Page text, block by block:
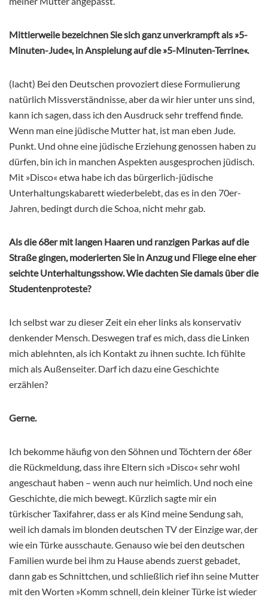
Mittlerweile bezeichnen Sie sich ganz unverkrampft als »5-
Minuten-Jude«, in Anspielung auf die »5-Minuten-Terrine«.
(lacht) Bei den Deutschen provoziert diese Formulierung
natürlich Missverständnisse, aber da wir hier unter uns sind,
kann ich sagen, dass ich den Ausdruck sehr treffend finde.
Wenn man eine jüdische Mutter hat, ist man eben Jude.
Punkt. Und ohne eine jüdische Erziehung genossen haben zu
dürfen, bin ich in manchen Aspekten ausgesprochen jüdisch.
Mit »Disco« etwa habe ich das bürgerlich-jüdische
Unterhaltungskabarett wiederbelebt, das es in den 70er-
Jahren, bedingt durch die Schoa, nicht mehr gab.
Als die 68er mit langen Haaren und ranzigen Parkas auf die
Straße gingen, moderierten Sie in Anzug und Fliege eine eher
seichte Unterhaltungsshow. Wie dachten Sie damals über die
Studentenproteste?
Ich selbst war zu dieser Zeit ein eher links als konservativ
denkender Mensch. Deswegen traf es mich, dass die Linken
mich ablehnten, als ich Kontakt zu ihnen suchte. Ich fühlte
mich als Außenseiter. Darf ich dazu eine Geschichte
erzählen?
Gerne.
Ich bekomme häufig von den Söhnen und Töchtern der 68er
die Rückmeldung, dass ihre Eltern sich »Disco« sehr wohl
angeschaut haben – wenn auch nur heimlich. Und noch eine
Geschichte, die mich bewegt. Kürzlich sagte mir ein
türkischer Taxifahrer, dass er als Kind meine Sendung sah,
weil ich damals im blonden deutschen TV der Einzige war, der
wie ein Türke ausschaute. Genauso wie bei den deutschen
Familien wurde bei ihm zu Hause abends zuerst gebadet,
dann gab es Schnittchen, und schließlich rief ihn seine Mutter
mit den Worten »Komm schnell, dein kleiner Türke ist wieder